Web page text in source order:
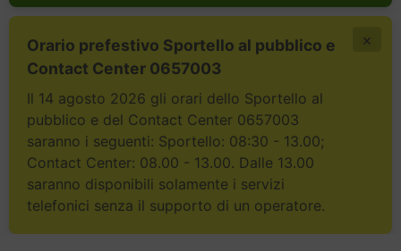
Orario prefestivo Sportello al pubblico e
Contact Center 0657003
Il 14 agosto 2026 gli orari dello Sportello al
pubblico e del Contact Center 0657003
saranno i seguenti: Sportello: 08:30 - 13.00;
Contact Center: 08.00 - 13.00. Dalle 13.00
saranno disponibili solamente i servizi
telefonici senza il supporto di un operatore.
×